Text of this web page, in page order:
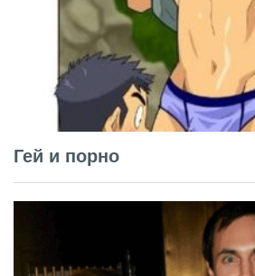
Гей и порно